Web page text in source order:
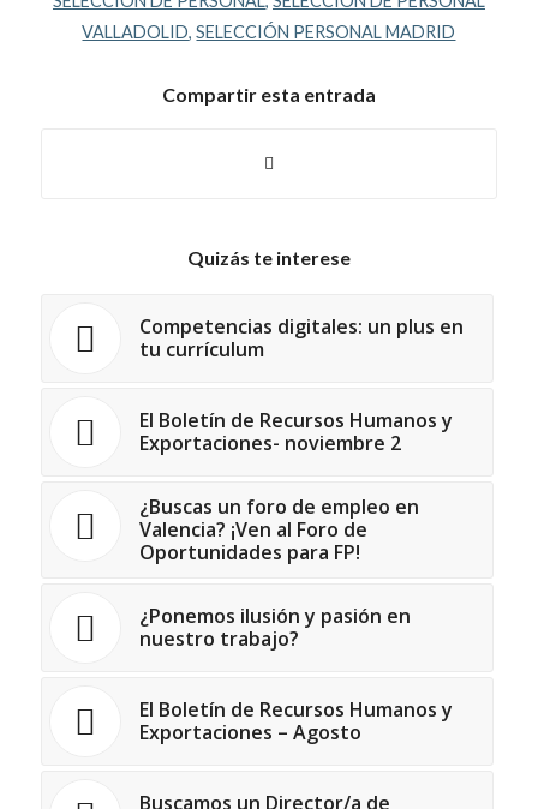
VALLADOLID,SELECCIÓN PERSONAL MADRID
Compartir esta entrada
Quizás te interese
Competencias digitales: un plus en
tu currículum
El Boletín de Recursos Humanos y
Exportaciones- noviembre 2
¿Buscas un foro de empleo en
Valencia? ¡Ven al Foro de
Oportunidades para FP!
¿Ponemos ilusión y pasión en
nuestro trabajo?
El Boletín de Recursos Humanos y
Exportaciones – Agosto
Buscamos un Director/a de